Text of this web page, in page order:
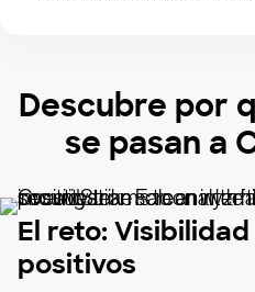
Descubre por
se pasan a
El reto:
positivos